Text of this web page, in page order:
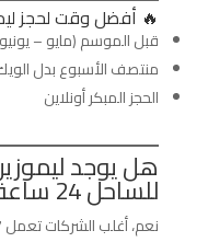
🔥 أفضل وقت لحجز
قبل الموسم (مايو –
منتصف الأسبوع بدل
الحجز المبكر أونلاين
هل يوجد
للساحل 24 ساعة؟
نعم، أغلب الشركات تعمل 24/7 مع حجز مسبق.